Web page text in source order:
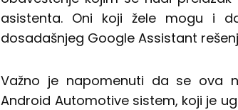
asistenta. Oni koji žele mogu i
dosadašnjeg Google Assistant
Važno je napomenuti da se ova
Android Automotive sistem, koji je